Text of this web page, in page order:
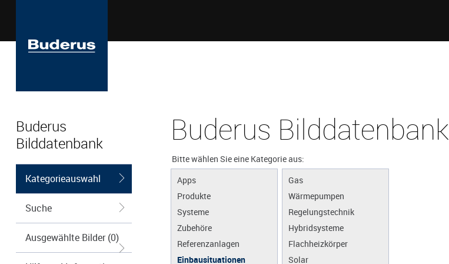
Buderus
Bilddatenbank
Kategorieauswahl
Suche
Ausgewählte Bilder (0)
Buderus Bilddatenbank
Bitte wählen Sie eine Kategorie aus:
Apps
Produkte
Systeme
Zubehöre
Referenzanlagen
Einbausituationen
Gas
Wärmepumpen
Regelungstechnik
Hybridsysteme
Flachheizkörper
Solar